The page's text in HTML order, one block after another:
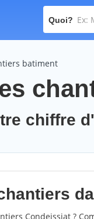
Quoi?
batiment
chiffre
Condeissiat ?